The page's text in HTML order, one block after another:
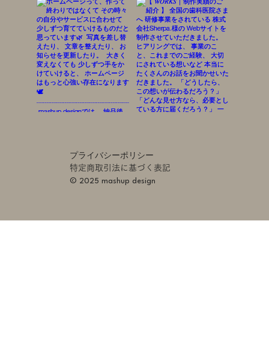
プライバシーポリシー
特定商取引法に基づく表記
© 2025 mashup design